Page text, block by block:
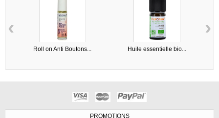
Roll on Anti Boutons... Huile essentielle bio...
‹ ›
PROMOTIONS